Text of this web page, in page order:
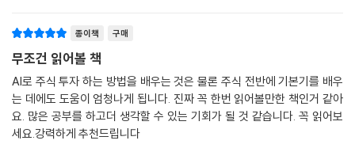
* 이런 독자에게 강력 추천
· AI가 주식 추천을 잘할 거라는 환상에서 벗어나 AI와 함께 투자의 본질에
도달하고 싶다
· 클로드 코워크와 에이전트 AI 등 최신 기술 트렌드를 주식 투자에 접목해
종이책 구매
무조건 읽어볼 책
AI로 주식 투자 하는 방법을 배우는 것은 물론 주식 전반에 기본기를 배우
는 데에도 도움이 엄청나게 됩니다. 진짜 꼭 한번 읽어볼만한 책인거 같아
요. 많은 공부를 하고더 생각할 수 있는 기회가 될 것 같습니다. 꼭 읽어보
세요.강력하게 추천드립니다